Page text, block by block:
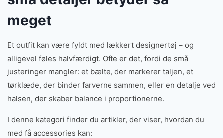
meget
Et outfit kan være fyldt med lækkert designertøj – og
alligevel føles halvfærdigt. Ofte er det, fordi de små
justeringer mangler: et bælte, der markerer taljen, et
tørklæde, der binder farverne sammen, eller en detalje ved
halsen, der skaber balance i proportionerne.
I denne kategori finder du artikler, der viser, hvordan du
med få accessories kan: